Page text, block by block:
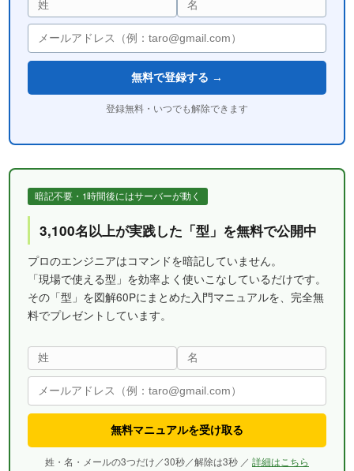
無料で登録する →
登録無料・いつでも解除できます
暗記不要・1時間後にはサーバーが動く
3,100名以上が実践した「型」を無料で公開中
プロのエンジニアはコマンドを暗記していません。
「現場で使える型」を効率よく使いこなしているだけです。
その「型」を図解60Pにまとめた入門マニュアルを、完全無
料でプレゼントしています。
無料マニュアルを受け取る
姓・名・メールの3つだけ／30秒／解除は3秒 ／ 詳細はこちら